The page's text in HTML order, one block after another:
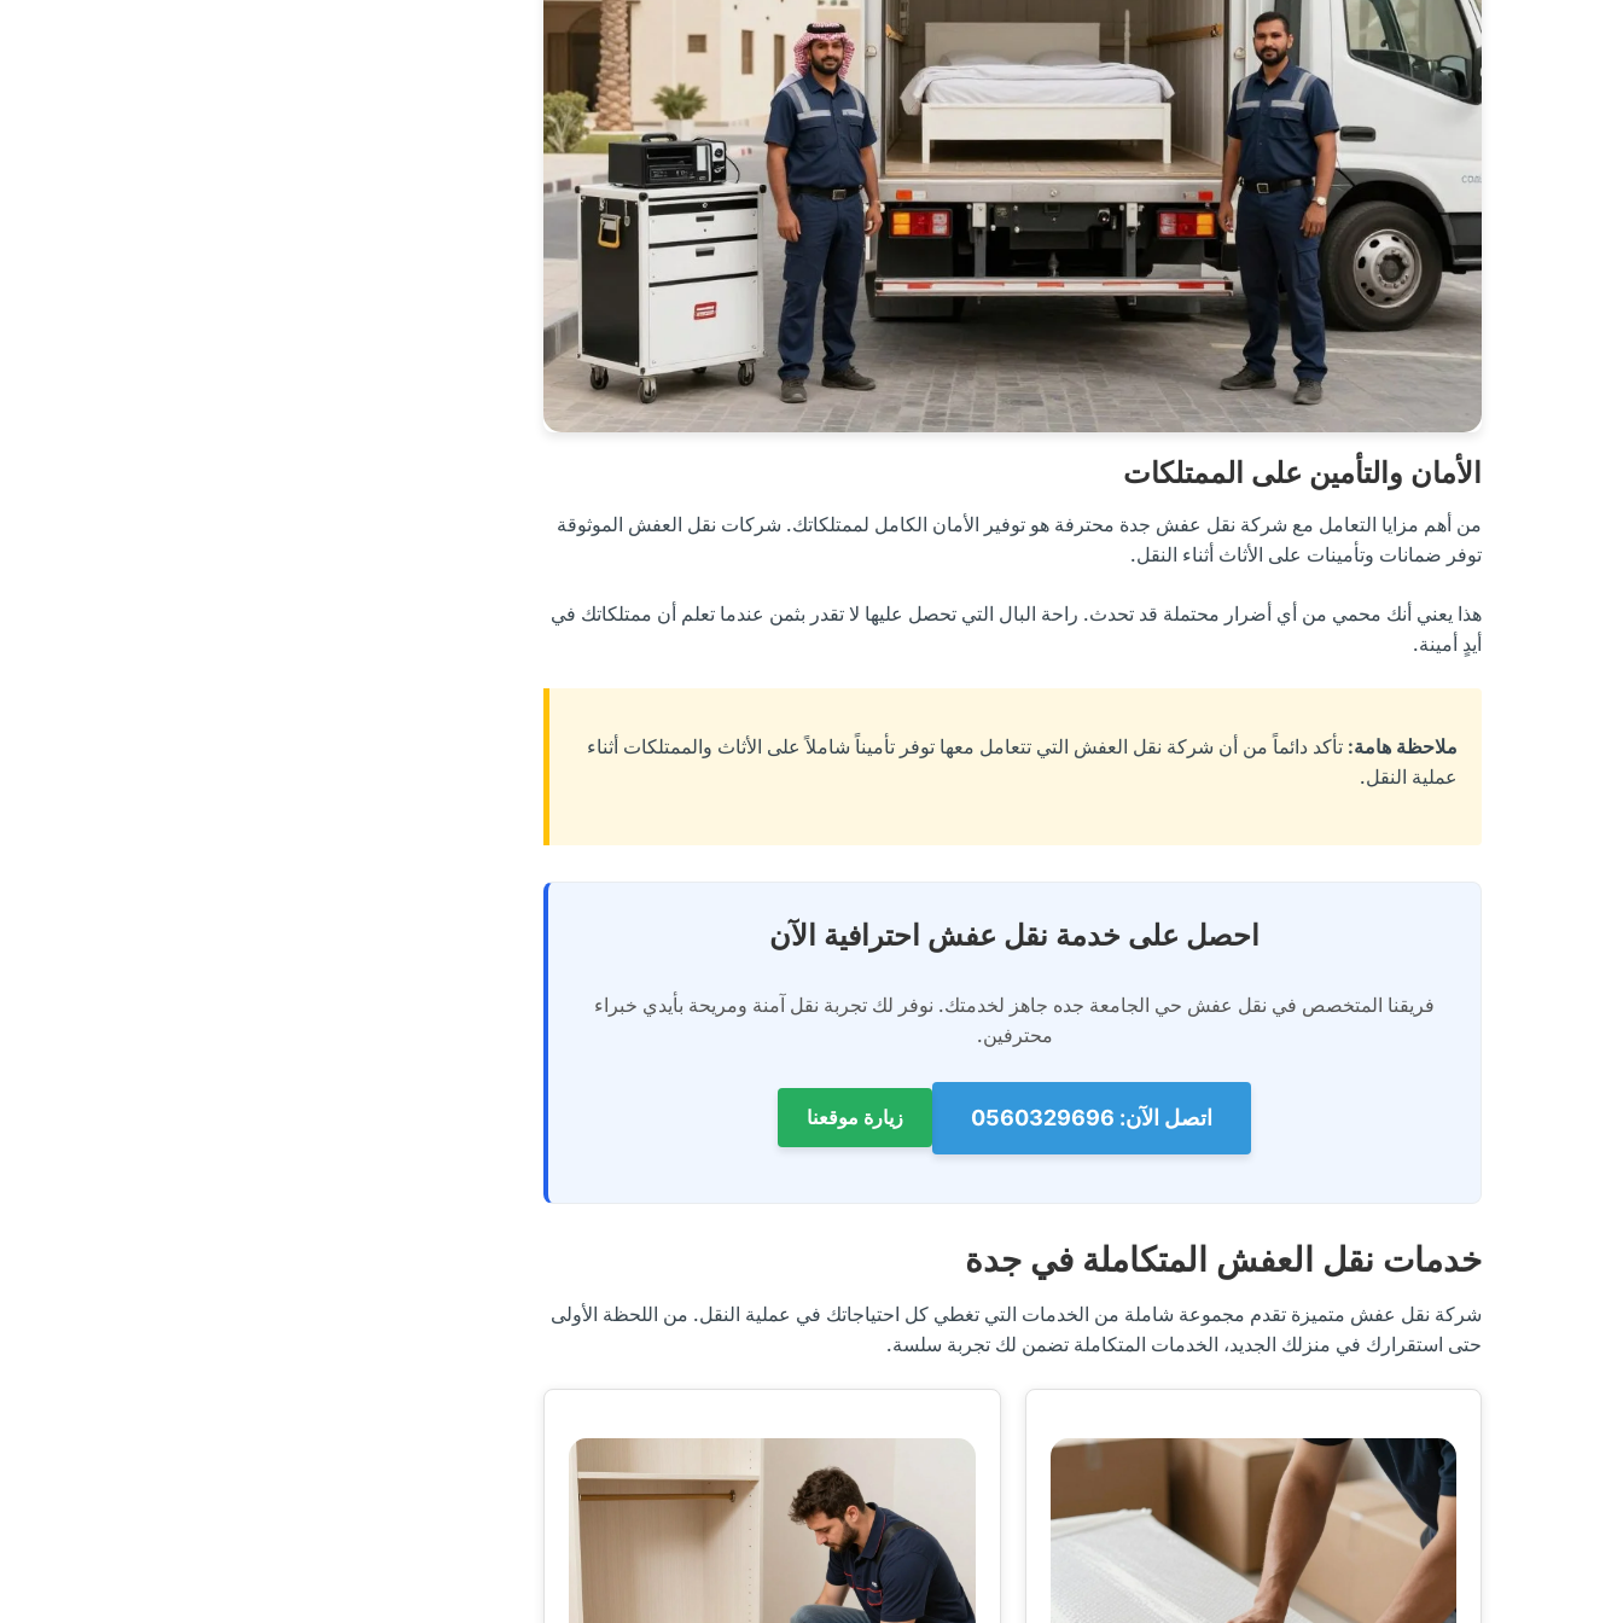
الأمان والتأمين على الممتلكات
من أهم مزايا التعامل مع شركة نقل عفش جدة محترفة هو توفير الأمان الكامل لممتلكاتك. شركات نقل العفش الموثوقة
توفر ضمانات وتأمينات على الأثاث أثناء النقل.
هذا يعني أنك محمي من أي أضرار محتملة قد تحدث. راحة البال التي تحصل عليها لا تقدر بثمن عندما تعلم أن ممتلكاتك في
أيدٍ أمينة.
ملاحظة هامة: تأكد دائماً من أن شركة نقل العفش التي تتعامل معها توفر تأميناً شاملاً على الأثاث والممتلكات أثناء
عملية النقل.
احصل على خدمة نقل عفش احترافية الآن
فريقنا المتخصص في نقل عفش حي الجامعة جده جاهز لخدمتك. نوفر لك تجربة نقل آمنة ومريحة بأيدي خبراء
محترفين.
اتصل الآن: 0560329696 زيارة موقعنا
خدمات نقل العفش المتكاملة في جدة
شركة نقل عفش متميزة تقدم مجموعة شاملة من الخدمات التي تغطي كل احتياجاتك في عملية النقل. من اللحظة الأولى
حتى استقرارك في منزلك الجديد، الخدمات المتكاملة تضمن لك تجربة سلسة.